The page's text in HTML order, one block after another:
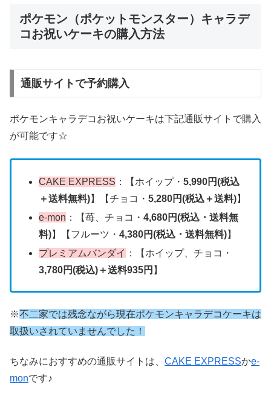
ポケモン（ポケットモンスター）キャラデ
コお祝いケーキの購入方法
通販サイトで予約購入
ポケモンキャラデコお祝いケーキは下記通販サイトで購入
が可能です☆
CAKE EXPRESS ：【ホイップ・5,990円(税込
＋送料無料)】【チョコ・5,280円(税込＋送料)】
e-mon ：【苺、チョコ・4,680円(税込・送料無
料)】【フルーツ・4,380円(税込・送料無料)】
プレミアムバンダイ ：【ホイップ、チョコ・
3,780円(税込)＋送料935円 】
※不二家では残念ながら現在ポケモンキャラデコケーキは
取扱いされていませんでした！
ちなみにおすすめの通販サイトは、 CAKE EXPRESSかe-
monです♪